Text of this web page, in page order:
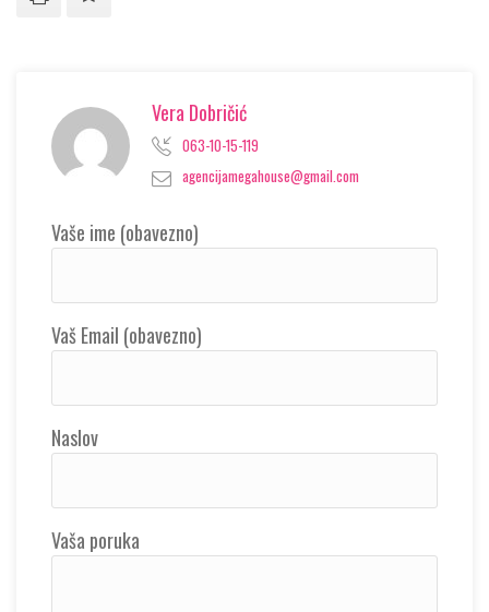
Vera Dobričić
063-10-15-119
agencijamegahouse@gmail.com
Vaše ime (obavezno)
Vaš Email (obavezno)
Naslov
Vaša poruka